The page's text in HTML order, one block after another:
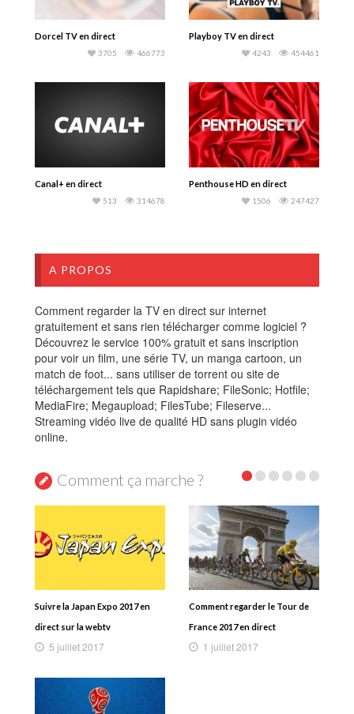
Dorcel TV en direct
466773
3705
Playboy TV en direct
454461
4243
Canal+ en direct
314678
513
Penthouse HD en direct
247427
1506
A PROPOS
Comment regarder la TV en direct sur internet
gratuitement et sans rien télécharger comme logiciel ?
Découvrez le service 100% gratuit et sans inscription
pour voir un film, une série TV, un manga cartoon, un
match de foot... sans utiliser de torrent ou site de
téléchargement tels que Rapidshare; FileSonic; Hotfile;
MediaFire; Megaupload; FilesTube; Fileserve...
Streaming vidéo live de qualité HD sans plugin vidéo
online.
Comment ça marche ?
Suivre la Japan Expo 2017 en
direct sur la webtv
5 juillet 2017
Comment regarder le Tour de
France 2017 en direct
1 juillet 2017